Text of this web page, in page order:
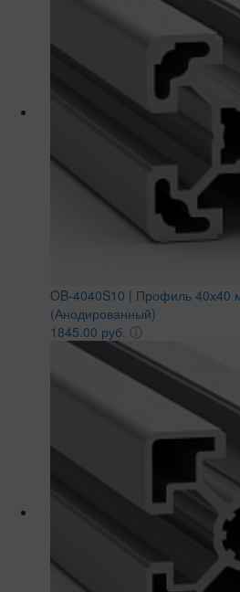
OB-4040S10 | Профиль 40х40
(Анодированный)
1845.00 руб. ⓘ